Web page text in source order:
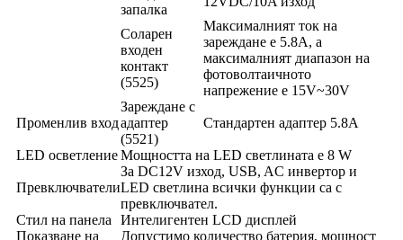
запалка
Соларен
входен
контакт
(5525)
Максималният ток на
зареждане е 5.8A, а
максималният диапазон на
фотоволтаичното
напрежение е 15V~30V
Променлив вход
Зареждане с
адаптер
(5521)
Стандартен адаптер 5.8A
LED осветлениеМощността на LED светлината е 8 W
Превключватели
За DC12V изход, USB, AC инвертор и
LED светлина всички функции са с
превключвател.
Стил на панела Интелигентен LCD дисплей
Показване на
Допустимо количество батерия, мощност